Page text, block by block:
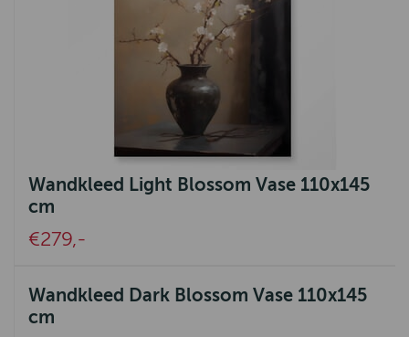
Wandkleed Light Blossom Vase 110x145
cm
€279,-
Wandkleed Dark Blossom Vase 110x145
cm